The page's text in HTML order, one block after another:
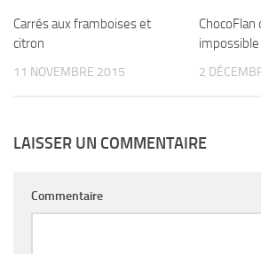
Carrés aux framboises et
citron
11 NOVEMBRE 2015
ChocoFlan
impossible
2
LAISSER UN COMMENTAIRE
Commentaire